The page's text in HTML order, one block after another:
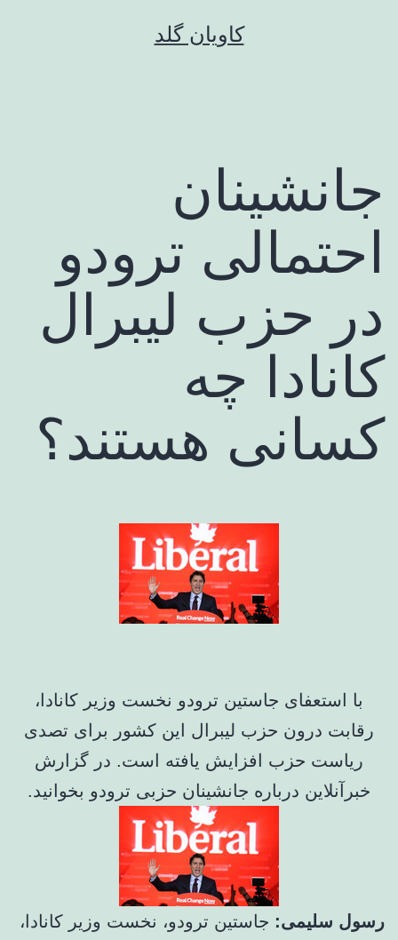
کاویان گلد
جانشینان
احتمالی ترودو
در حزب لیبرال
کانادا چه
کسانی هستند؟
با استعفای جاستین ترودو نخست وزیر کانادا،
رقابت درون حزب لیبرال این کشور برای تصدی
ریاست حزب افزایش یافته است. در گزارش
خبرآنلاین درباره جانشینان حزبی ترودو بخوانید.
رسول سلیمی: جاستین ترودو، نخست وزیر کانادا،